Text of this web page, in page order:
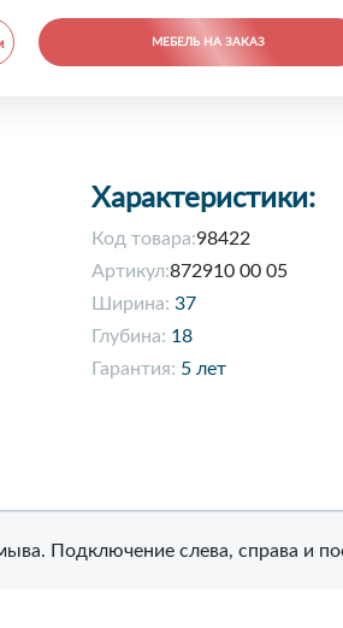
МЕБЕЛЬ НА ЗАКАЗ
Характеристики:
Код товара:98422
Артикул:872910 00 05
Ширина: 37
Глубина: 18
Гарантия: 5 лет
Подключение слева, справа и